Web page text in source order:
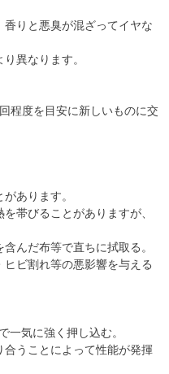
りと悪臭が混ざってイヤな
異なります。
程度を目安に新しいものに交
あります。
帯びることがありますが、
んだ布等で直ちに拭取る。
ビ割れ等の悪影響を与える
一気に強く押し込む。
うことによって性能が発揮